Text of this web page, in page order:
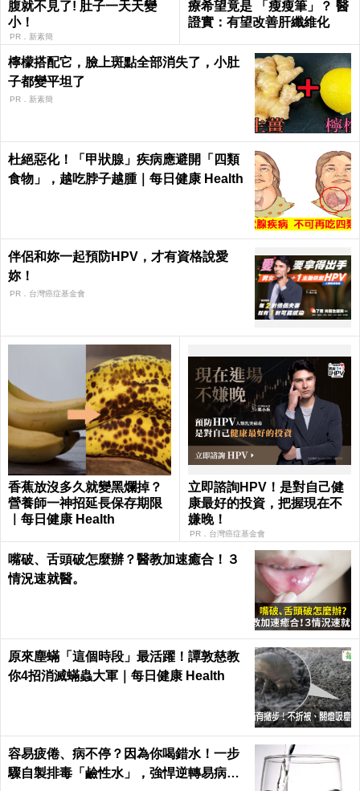
腹就不見了! 肚子一天天變
小！
PR．新素簡
療希望竟是 「瘦瘦筆」？ 醫
證實：有望改善肝纖維化
檸檬搭配它，臉上斑點全部消失了，小肚
子都變平坦了
PR．新素簡
杜絕惡化！「甲狀腺」疾病應避開「四類
食物」，越吃脖子越腫｜每日健康 Health
伴侶和妳一起預防HPV，才有資格說愛
妳！
PR．台灣癌症基金會
香蕉放沒多久就變黑爛掉？
營養師一神招延長保存期限
｜每日健康 Health
立即諮詢HPV！是對自己健
康最好的投資，把握現在不
嫌晚！
PR．台灣癌症基金會
嘴破、舌頭破怎麼辦？醫教加速癒合！３
情況速就醫。
原來塵蟎「這個時段」最活躍！譚敦慈教
你4招消滅蟎蟲大軍｜每日健康 Health
容易疲倦、病不停？因為你喝錯水！一步
驟自製排毒「鹼性水」，強悍逆轉易病、